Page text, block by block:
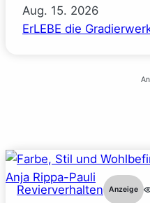
Aug. 15. 2026
ErLEBE die
Revierverhalten Anzeige